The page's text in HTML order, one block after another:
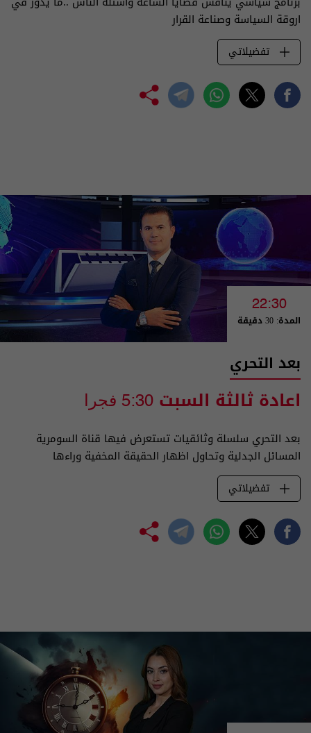
اروقة السياسة وصناعة القرار
تفضيلاتي
22:30
المدة: 30 دقيقة
بعد التحري
اعادة ثالثة السبت 5:30 فجرا
بعد التحري سلسلة وثائقيات تستعرض فيها قناة السومرية
المسائل الجدلية وتحاول اظهار الحقيقة المخفية وراءها
تفضيلاتي